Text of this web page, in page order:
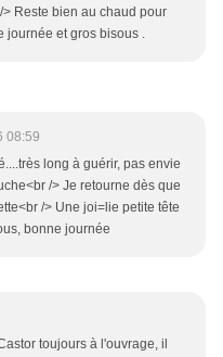
> Reste bien au chaud pour
journée et gros bisous .
08:59
long à guérir, pas envie
/> Je retourne dès que
/> Une joi=lie petite tête
bonne journée
toujours à l'ouvrage, il